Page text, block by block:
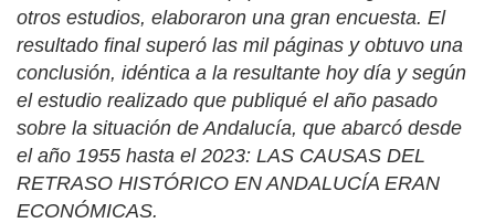
otros estudios, elaboraron una gran encuesta. El
resultado final superó las mil páginas y obtuvo una
conclusión, idéntica a la resultante hoy día y según
el estudio realizado que publiqué el año pasado
sobre la situación de Andalucía, que abarcó desde
el año 1955 hasta el 2023: LAS CAUSAS DEL
RETRASO HISTÓRICO EN ANDALUCÍA ERAN
ECONÓMICAS.